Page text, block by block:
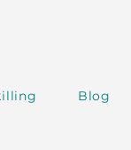
Blog
around the World